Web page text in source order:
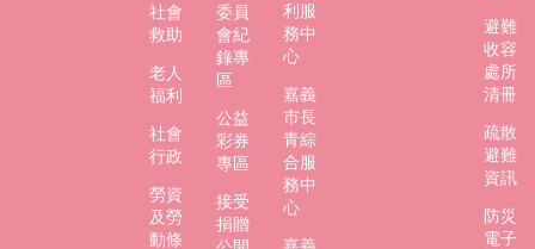
社會
救助
老人
福利
社會
行政
勞資
及勞
動條
委員
會紀
錄專
區
公益
彩券
專區
接受
捐贈
利服
務中
心
嘉義
市長
青綜
合服
務中
心
避難
收容
處所
清冊
疏散
避難
資訊
防災
電子